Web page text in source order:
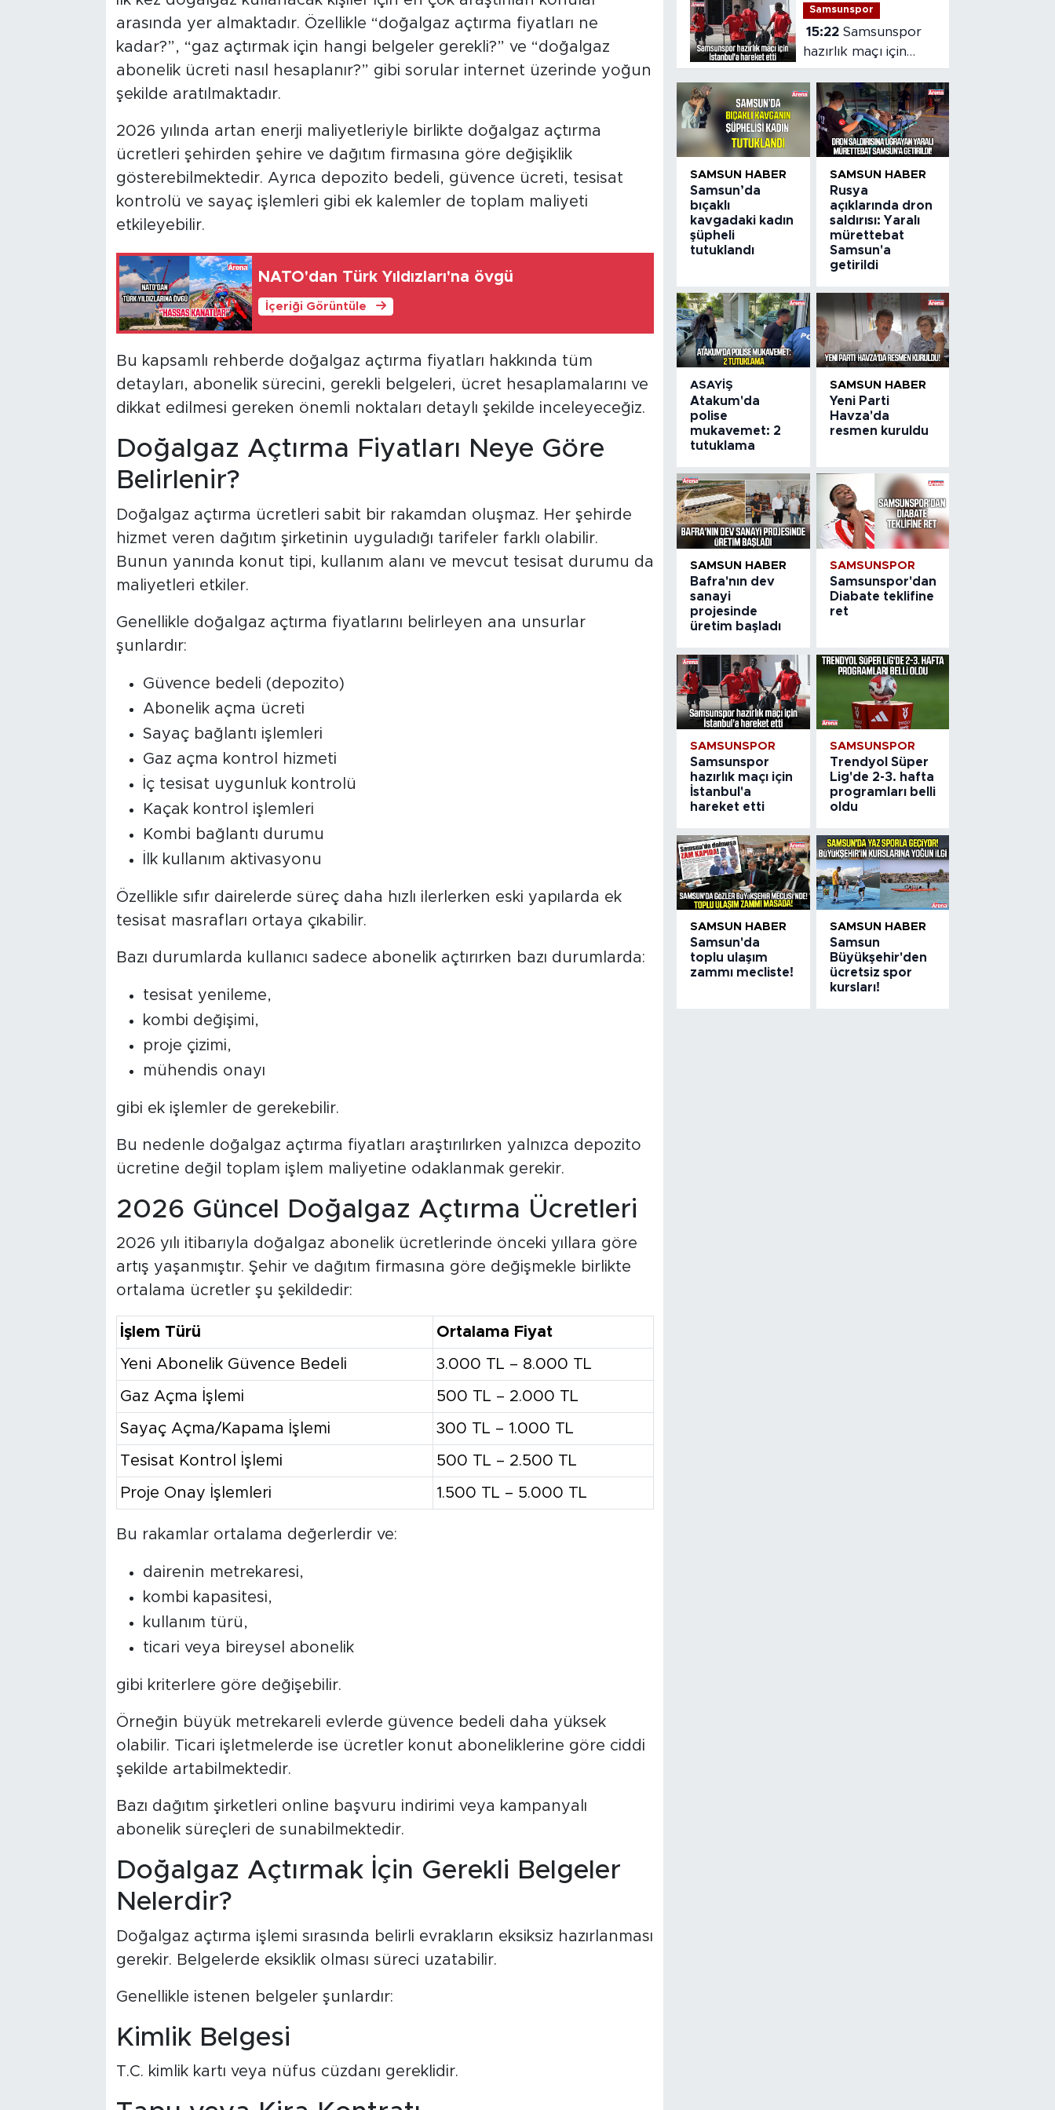
arasında yer almaktadır. Özellikle “doğalgaz açtırma fiyatları ne
kadar?”, “gaz açtırmak için hangi belgeler gerekli?” ve “doğalgaz
abonelik ücreti nasıl hesaplanır?” gibi sorular internet üzerinde yoğun
şekilde aratılmaktadır.
2026 yılında artan enerji maliyetleriyle birlikte doğalgaz açtırma
ücretleri şehirden şehire ve dağıtım firmasına göre değişiklik
gösterebilmektedir. Ayrıca depozito bedeli, güvence ücreti, tesisat
kontrolü ve sayaç işlemleri gibi ek kalemler de toplam maliyeti
etkileyebilir.
NATO'dan Türk Yıldızları'na övgü
İçeriği Görüntüle
Bu kapsamlı rehberde doğalgaz açtırma fiyatları hakkında tüm
detayları, abonelik sürecini, gerekli belgeleri, ücret hesaplamalarını ve
dikkat edilmesi gereken önemli noktaları detaylı şekilde inceleyeceğiz.
Doğalgaz Açtırma Fiyatları Neye Göre
Belirlenir?
Doğalgaz açtırma ücretleri sabit bir rakamdan oluşmaz. Her şehirde
hizmet veren dağıtım şirketinin uyguladığı tarifeler farklı olabilir.
Bunun yanında konut tipi, kullanım alanı ve mevcut tesisat durumu da
maliyetleri etkiler.
Genellikle doğalgaz açtırma fiyatlarını belirleyen ana unsurlar
şunlardır:
Güvence bedeli (depozito)
Abonelik açma ücreti
Sayaç bağlantı işlemleri
Gaz açma kontrol hizmeti
İç tesisat uygunluk kontrolü
Kaçak kontrol işlemleri
Kombi bağlantı durumu
İlk kullanım aktivasyonu
Özellikle sıfır dairelerde süreç daha hızlı ilerlerken eski yapılarda ek
tesisat masrafları ortaya çıkabilir.
Bazı durumlarda kullanıcı sadece abonelik açtırırken bazı durumlarda:
tesisat yenileme,
kombi değişimi,
proje çizimi,
mühendis onayı
gibi ek işlemler de gerekebilir.
Bu nedenle doğalgaz açtırma fiyatları araştırılırken yalnızca depozito
ücretine değil toplam işlem maliyetine odaklanmak gerekir.
2026 Güncel Doğalgaz Açtırma Ücretleri
2026 yılı itibarıyla doğalgaz abonelik ücretlerinde önceki yıllara göre
artış yaşanmıştır. Şehir ve dağıtım firmasına göre değişmekle birlikte
ortalama ücretler şu şekildedir:
İşlem Türü Ortalama Fiyat
Yeni Abonelik Güvence Bedeli 3.000 TL – 8.000 TL
Gaz Açma İşlemi 500 TL – 2.000 TL
Sayaç Açma/Kapama İşlemi 300 TL – 1.000 TL
Tesisat Kontrol İşlemi 500 TL – 2.500 TL
Proje Onay İşlemleri 1.500 TL – 5.000 TL
Bu rakamlar ortalama değerlerdir ve:
dairenin metrekaresi,
kombi kapasitesi,
kullanım türü,
ticari veya bireysel abonelik
gibi kriterlere göre değişebilir.
Örneğin büyük metrekareli evlerde güvence bedeli daha yüksek
olabilir. Ticari işletmelerde ise ücretler konut aboneliklerine göre ciddi
şekilde artabilmektedir.
Bazı dağıtım şirketleri online başvuru indirimi veya kampanyalı
abonelik süreçleri de sunabilmektedir.
Doğalgaz Açtırmak İçin Gerekli Belgeler
Nelerdir?
Doğalgaz açtırma işlemi sırasında belirli evrakların eksiksiz hazırlanması
gerekir. Belgelerde eksiklik olması süreci uzatabilir.
Genellikle istenen belgeler şunlardır:
Kimlik Belgesi
T.C. kimlik kartı veya nüfus cüzdanı gereklidir.
Samsunspor
15:22 Samsunspor
hazırlık maçı için
İstanbul'a hareket
etti
SAMSUN HABER
Samsun’da
bıçaklı
kavgadaki kadın
şüpheli
tutuklandı
SAMSUN HABER
Rusya
açıklarında dron
saldırısı: Yaralı
mürettebat
Samsun'a
getirildi
ASAYIŞ
Atakum'da
polise
mukavemet: 2
tutuklama
SAMSUN HABER
Yeni Parti
Havza'da
resmen kuruldu
SAMSUN HABER
Bafra'nın dev
sanayi
projesinde
üretim başladı
SAMSUNSPOR
Samsunspor'dan
Diabate teklifine
ret
SAMSUNSPOR
Samsunspor
hazırlık maçı için
İstanbul'a
hareket etti
SAMSUNSPOR
Trendyol Süper
Lig'de 2-3. hafta
programları belli
oldu
SAMSUN HABER
Samsun'da
toplu ulaşım
zammı mecliste!
SAMSUN HABER
Samsun
Büyükşehir'den
ücretsiz spor
kursları!